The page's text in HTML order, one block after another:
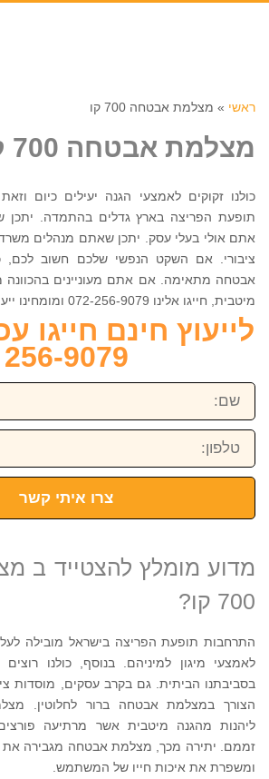
ראשי » מצלמת אבטחה 700 קו
מצלמת אבטחה 700 קו
כולנו זקוקים לאמצעי הגנה יעילים כיום
תופעת הפריצה בארץ גדלים בהתמדה. יתכן
אתם אולי בעלי עסק. יתכן שאתם מנהלים
ציבורי. אם השקט הנפשי שלכם חשוב לכם,
אבטחה מתאימה. אם אתם מעוניינים בהכוונה
מיטבית, חייגו אלינו 072-256-9079 ומומחינו ייעצו לכם!
256-9079
שם:
טלפון:
צרו איתי קשר
מדוע מומלץ להצטייד ב
700 קו?
התרחבות תופעת הפריצה בישראל מובילה
לאמצעי מיגון למיניהם. בנוסף, כולנו
בסביבתנו הביתית. גם בקרב עסקים, מוסדות
הצורך במצלמת אבטחה ברור לחלוטין.
ליהנות מהגנה מיטבית אשר מרתיעה פורצים
זממם. יתירה מכך, מצלמת אבטחה מגבירה את
ומשפרת את איכות חייו של המשתמש.